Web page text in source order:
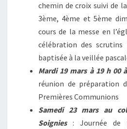
chemin de croix suivi de
3ème, 4ème et 5ème
cours de la messe en
célébration des scrutins
baptisée à la veillée
Mardi 19 mars à 19 h 00
réunion de préparation
Premières Communions
Samedi 23 mars au
Soignies : Journée de